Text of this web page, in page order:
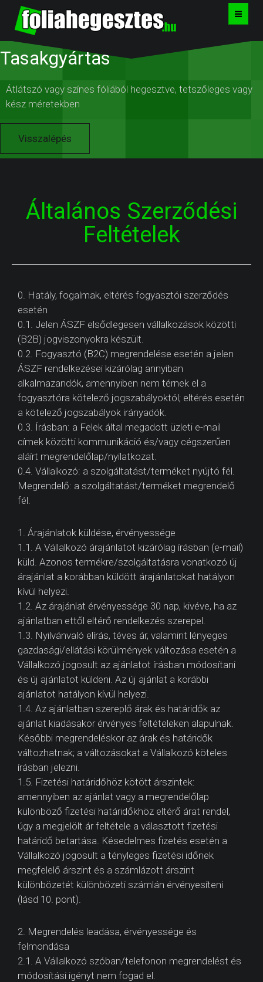
KEZDŐLAP
TASAKGYÁRTÁS
EGYEDI TOK
Tasakgyártás
Átlátszó vagy színes fóliából hegesztve, tetszőleges vagy
kész méretekben
Visszalépés
Általános Szerződési
Feltételek
0. Hatály, fogalmak, eltérés fogyasztói szerződés
esetén
0.1. Jelen ÁSZF elsődlegesen vállalkozások közötti
(B2B) jogviszonyokra készült.
0.2. Fogyasztó (B2C) megrendelése esetén a jelen
ÁSZF rendelkezései kizárólag annyiban
alkalmazandók, amennyiben nem térnek el a
fogyasztóra kötelező jogszabályoktól; eltérés esetén
a kötelező jogszabályok irányadók.
0.3. Írásban: a Felek által megadott üzleti e-mail
címek közötti kommunikáció és/vagy cégszerűen
aláírt megrendelőlap/nyilatkozat.
0.4. Vállalkozó: a szolgáltatást/terméket nyújtó fél.
Megrendelő: a szolgáltatást/terméket megrendelő
fél.
1. Árajánlatok küldése, érvényessége
1.1. A Vállalkozó árajánlatot kizárólag írásban (e-mail)
küld. Azonos termékre/szolgáltatásra vonatkozó új
árajánlat a korábban küldött árajánlatokat hatályon
kívül helyezi.
1.2. Az árajánlat érvényessége 30 nap, kivéve, ha az
ajánlatban ettől eltérő rendelkezés szerepel.
1.3. Nyilvánvaló elírás, téves ár, valamint lényeges
gazdasági/ellátási körülmények változása esetén a
Vállalkozó jogosult az ajánlatot írásban módosítani
és új ajánlatot küldeni. Az új ajánlat a korábbi
ajánlatot hatályon kívül helyezi.
1.4. Az ajánlatban szereplő árak és határidők az
ajánlat kiadásakor érvényes feltételeken alapulnak.
Későbbi megrendeléskor az árak és határidők
változhatnak; a változásokat a Vállalkozó köteles
írásban jelezni.
1.5. Fizetési határidőhöz kötött árszintek:
amennyiben az ajánlat vagy a megrendelőlap
különböző fizetési határidőkhöz eltérő árat rendel,
úgy a megjelölt ár feltétele a választott fizetési
határidő betartása. Késedelmes fizetés esetén a
Vállalkozó jogosult a tényleges fizetési időnek
megfelelő árszint és a számlázott árszint
különbözetét különbözeti számlán érvényesíteni
(lásd 10. pont).
2. Megrendelés leadása, érvényessége és
felmondása
2.1. A Vállalkozó szóban/telefonon megrendelést és
módosítási igényt nem fogad el.